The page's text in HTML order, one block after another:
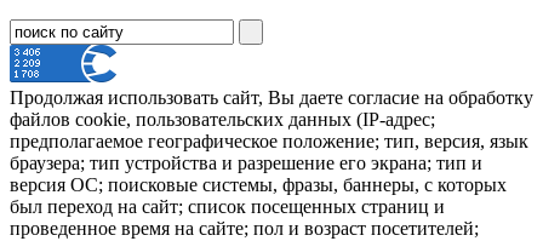
Продолжая использовать сайт, Вы даете согласие на обработку
файлов cookie, пользовательских данных (IP-адрес;
предполагаемое географическое положение; тип, версия, язык
браузера; тип устройства и разрешение его экрана; тип и
версия ОС; поисковые системы, фразы, баннеры, с которых
был переход на сайт; список посещенных страниц и
проведенное время на сайте; пол и возраст посетителей;